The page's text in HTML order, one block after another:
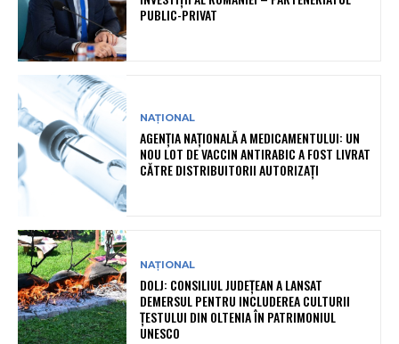
PUBLIC-PRIVAT
NAȚIONAL
AGENȚIA NAȚIONALĂ A MEDICAMENTULUI: UN
NOU LOT DE VACCIN ANTIRABIC A FOST LIVRAT
CĂTRE DISTRIBUITORII AUTORIZAȚI
NAȚIONAL
DOLJ: CONSILIUL JUDEȚEAN A LANSAT
DEMERSUL PENTRU INCLUDEREA CULTURII
ȚESTULUI DIN OLTENIA ÎN PATRIMONIUL
UNESCO